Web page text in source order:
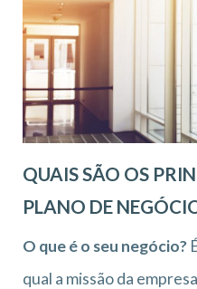
QUAIS SÃO OS
PLANO DE
O que é o seu negócio?
qual a missão da